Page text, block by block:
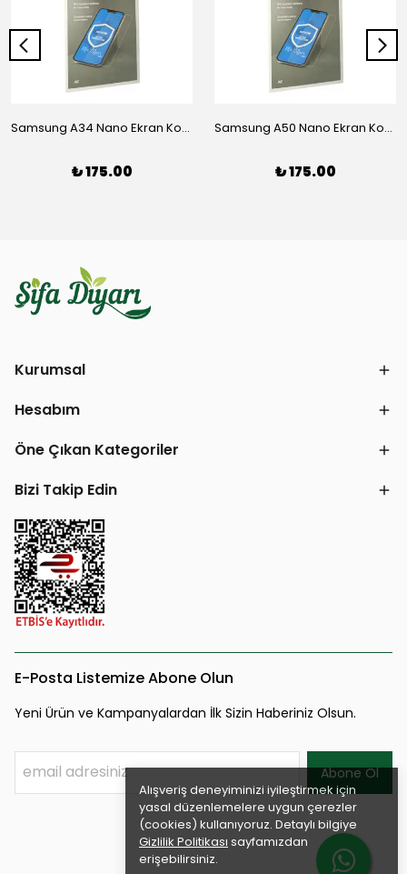
Alışveriş deneyiminizi iyileştirmek için
yasal düzenlemelere uygun çerezler
(cookies) kullanıyoruz. Detaylı bilgiye
Gizlilik Politikası sayfamızdan
erişebilirsiniz.
Samsung A34 Nano Ekran Koruyucu
₺ 175.00
Samsung A50 Nano Ekran Koruyucu
₺ 175.00
Kurumsal
Hesabım
Öne Çıkan Kategoriler
Bizi Takip Edin
E-Posta Listemize Abone Olun
Yeni Ürün ve Kampanyalardan İlk Sizin Haberiniz Olsun.
Abone Ol